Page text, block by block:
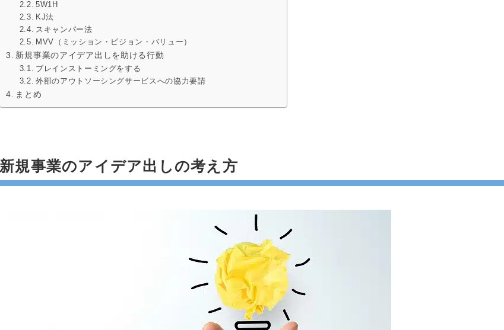
5W1H
KJ法
スキャンパー法
MVV（ミッション・ビジョン・バリュー）
新規事業のアイデア出しを助ける行動
ブレインストーミングをする
外部のアウトソーシングサービスへの協力要請
まとめ
新規事業のアイデア出しの考え方